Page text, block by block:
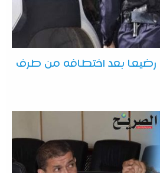
رضيعا بعد اختطافه من طرف